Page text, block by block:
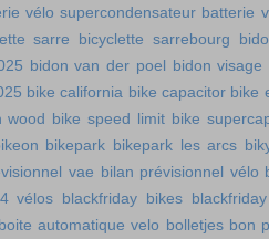
vélo supercondensateur batterie
sarre bicyclette sarrebourg
bidon van der poel bidon visage
bike california bike capacitor bike
wood bike speed limit bike
bikepark bikepark les arcs
vae bilan prévisionnel vélo
vélos blackfriday bikes
boite automatique velo bolletjes bon